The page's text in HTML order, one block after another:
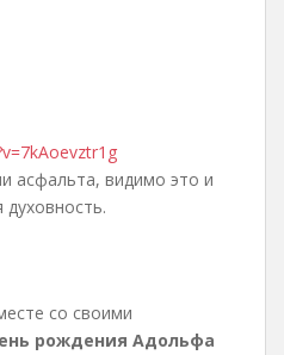
асфальта, видимо это и
духовность.
со своими
рождения Адольфа